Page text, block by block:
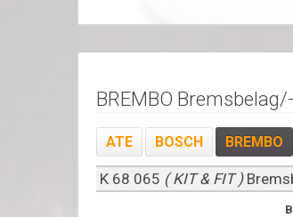
BREMBO
ATE BOSCH BREMBO
K 68 065 ( KIT & FIT )